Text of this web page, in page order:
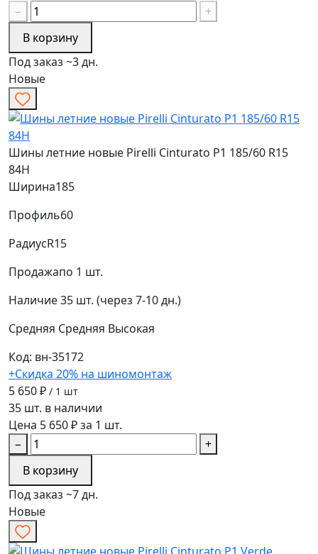
−
+
В корзину
Под заказ ~3 дн.
Новые
Шины летние новые Pirelli Cinturato P1 185/60 R15
84H
Ширина185
Профиль60
РадиусR15
Продажапо 1 шт.
Наличие35 шт. (через 7-10 дн.)
Средняя Средняя Высокая
Код: вн-35172
+Скидка 20% на шиномонтаж
5 650 ₽ / 1 шт
35 шт. в наличии
Цена 5 650 ₽ за 1 шт.
−
+
В корзину
Под заказ ~7 дн.
Новые